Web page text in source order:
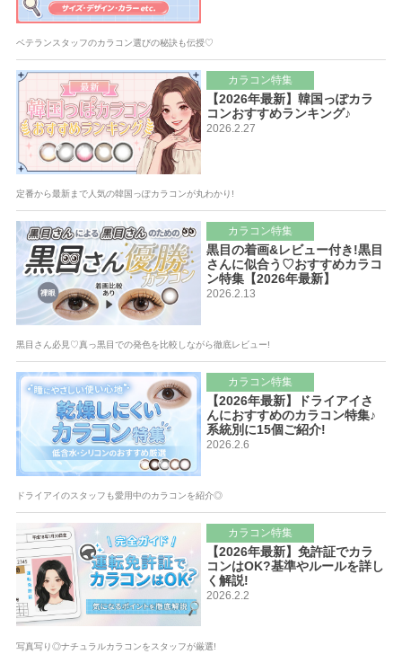
ベテランスタッフのカラコン選びの秘訣も伝授♡
カラコン特集
【2026年最新】韓国っぽカラ
コンおすすめランキング♪
2026.2.27
定番から最新まで人気の韓国っぽカラコンが丸わかり!
カラコン特集
黒目の着画&レビュー付き!黒目
さんに似合う♡おすすめカラコ
ン特集【2026年最新】
2026.2.13
黒目さん必見♡真っ黒目での発色を比較しながら徹底レビュー!
カラコン特集
【2026年最新】ドライアイさ
んにおすすめのカラコン特集♪
系統別に15個ご紹介!
2026.2.6
ドライアイのスタッフも愛用中のカラコンを紹介◎
カラコン特集
【2026年最新】免許証でカラ
コンはOK?基準やルールを詳し
く解説!
2026.2.2
写真写り◎ナチュラルカラコンをスタッフが厳選!